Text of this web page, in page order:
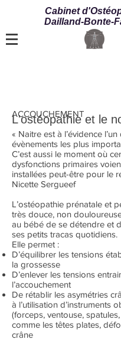
Cabinet
Dailland-Bonte-
L'ostéopathie et le
ACCOUCHEMENT
« Naitre est à l’évidence l’un
évènements les plus
C’est aussi le moment où
dysfonctions primaires
installées peut-être pour le
Nicette Sergueef
L’ostéopathie prénatale et
très douce, non
au bébé de se détendre et
ses petits tracas quotidiens.
Elle permet :
D’équilibrer les tensions
la grossesse
D’enlever les tensions
l’accouchement
De rétablir les asymétries
à l’utilisation d’instruments
(forceps, ventouse,
comme les têtes plates,
crâne